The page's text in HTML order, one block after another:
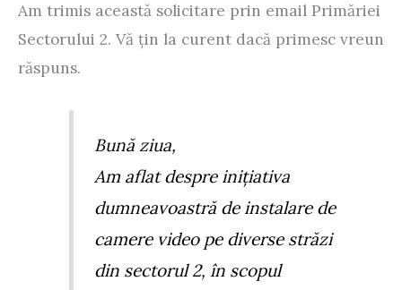
Am trimis această solicitare prin email Primăriei
Sectorului 2. Vă țin la curent dacă primesc vreun
răspuns.
Bună ziua,
Am aflat despre inițiativa
dumneavoastră de instalare de
camere video pe diverse străzi
din sectorul 2, în scopul